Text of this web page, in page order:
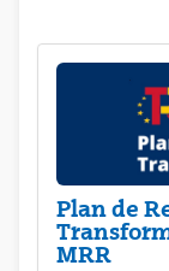
Plan de
MRR